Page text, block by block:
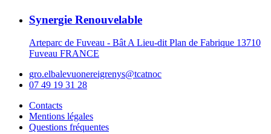
Synergie Renouvelable
Arteparc de Fuveau - Bât A Lieu-dit Plan de Fabrique 13710
Fuveau FRANCE
gro.elbalevuonereigrenys@tcatnoc
07 49 19 31 28
Contacts
Mentions légales
Questions fréquentes